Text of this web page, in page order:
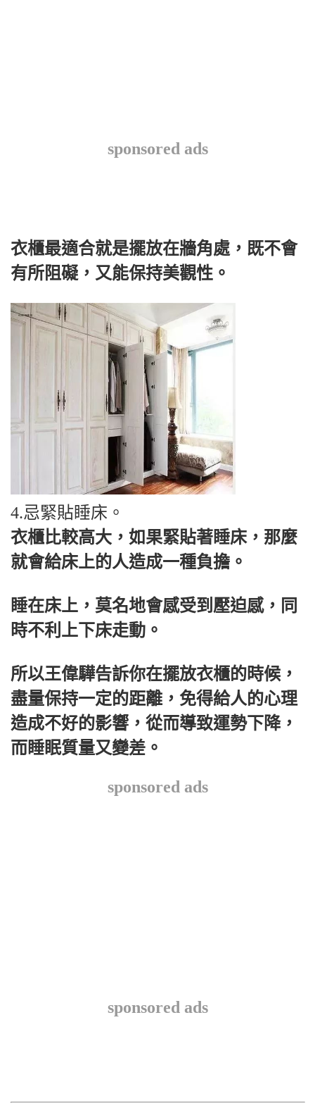
sponsored ads
衣櫃最適合就是擺放在牆角處，既不會
有所阻礙，又能保持美觀性。
4.忌緊貼睡床。
衣櫃比較高大，如果緊貼著睡床，那麼
就會給床上的人造成一種負擔。
睡在床上，莫名地會感受到壓迫感，同
時不利上下床走動。
所以王偉驊告訴你在擺放衣櫃的時候，
盡量保持一定的距離，免得給人的心理
造成不好的影響，從而導致運勢下降，
而睡眠質量又變差。
sponsored ads
sponsored ads